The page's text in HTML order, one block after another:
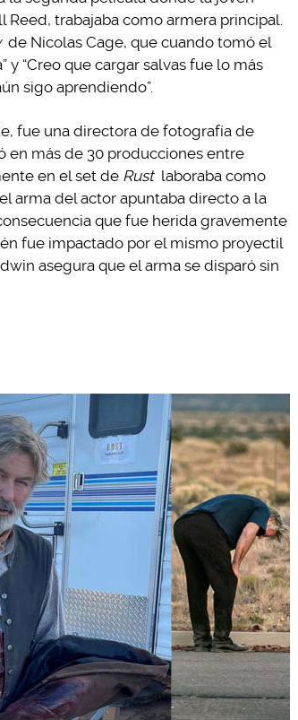
Reed, trabajaba como armera principal.
de Nicolas Cage, que cuando tomó el
y “Creo que cargar salvas fue lo más
sigo aprendiendo”.
fue una directora de fotografía de
en más de 30 producciones entre
en el set de Rust laboraba como
arma del actor apuntaba directo a la
que fue herida gravemente
fue impactado por el mismo proyectil
asegura que el arma se disparó sin